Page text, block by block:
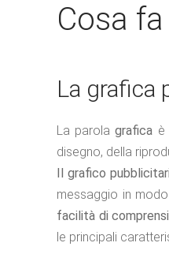
Cosa
La grafica
La parolagrafica è
disegno, della
Il grafico
messaggio in
facilità di
le principali